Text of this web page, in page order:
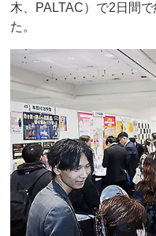
木、PALTAC）で2日間
た。